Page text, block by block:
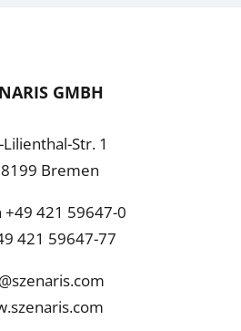
GMBH
Str. 1
Bremen
+49 421 59647-0
421 59647-77